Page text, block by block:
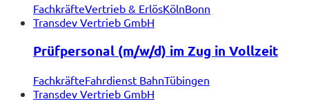
FachkräfteVertrieb & ErlösKölnBonn
Transdev Vertrieb GmbH
Prüfpersonal (m/w/d) im Zug in Vollzeit
FachkräfteFahrdienst BahnTübingen
Transdev Vertrieb GmbH